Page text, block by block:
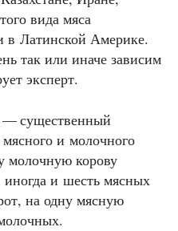
вида мяса
в Латинской Америке.
так или иначе зависим
эксперт.
— существенный
и молочного
молочную корову
иногда и шесть мясных
на одну мясную